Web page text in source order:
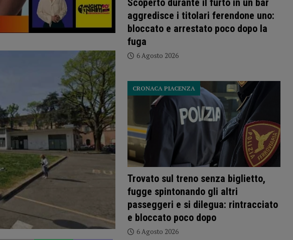
Scoperto durante il furto in un bar
aggredisce i titolari ferendone uno:
bloccato e arrestato poco dopo la
fuga
6 Agosto 2026
Trovato sul treno senza biglietto,
fugge spintonando gli altri
passeggeri e si dilegua: rintracciato
e bloccato poco dopo
CRONACA PIACENZA
6 Agosto 2026